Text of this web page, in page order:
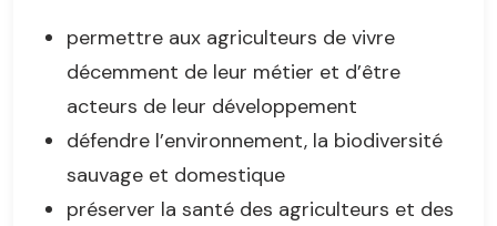
permettre aux agriculteurs de vivre
décemment de leur métier et d’être
acteurs de leur développement
défendre l’environnement, la biodiversité
sauvage et domestique
préserver la santé des agriculteurs et des